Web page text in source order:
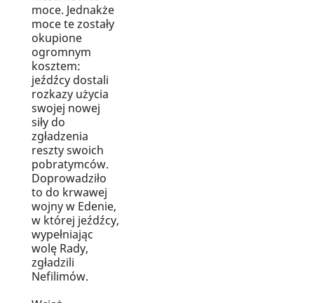
moce. Jednakże
moce te zostały
okupione
ogromnym
kosztem:
jeźdźcy dostali
rozkazy użycia
swojej nowej
siły do
zgładzenia
reszty swoich
pobratymców.
Doprowadziło
to do krwawej
wojny w Edenie,
w której jeźdźcy,
wypełniając
wolę Rady,
zgładzili
Nefilimów.